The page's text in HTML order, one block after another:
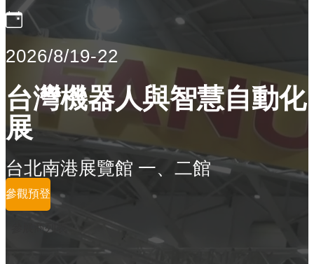
2026/8/19-22
台灣機器人與智慧自動化
展
台北南港展覽館 一、二館
參觀預登
參展商列表